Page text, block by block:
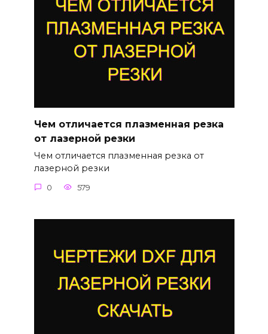
Чем отличается плазменная резка
от лазерной резки
Чем отличается плазменная резка от
лазерной резки
0 579